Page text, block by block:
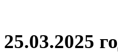
25.03.2025